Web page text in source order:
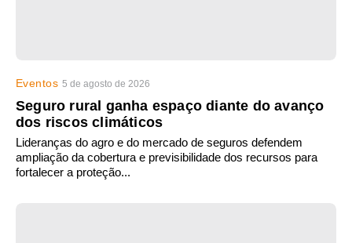
Eventos 5 de agosto de 2026
Seguro rural ganha espaço diante do avanço
dos riscos climáticos
Lideranças do agro e do mercado de seguros defendem
ampliação da cobertura e previsibilidade dos recursos para
fortalecer a proteção...